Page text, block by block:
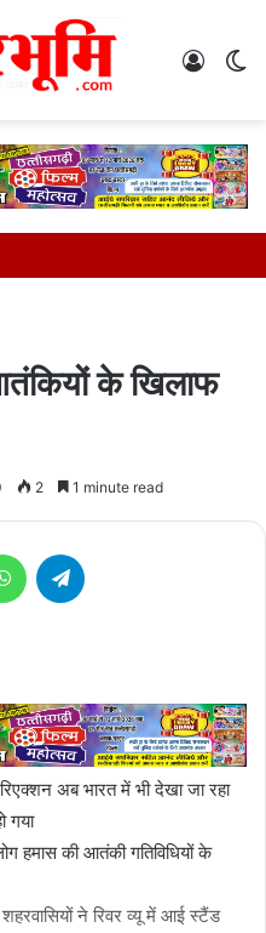
Log
के खिलाफ
2 1 minute read
WhatsApp
अब भारत में भी देखा जा रहा
गया
की आतंकी गतिविधियों के
ने रिवर व्यू में आई स्टैंड